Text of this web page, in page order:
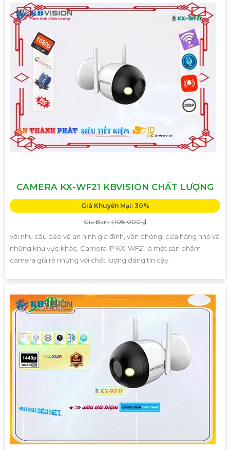
CAMERA KX-WF21 KBVISION CHẤT LƯỢNG
Giá Khuyến Mại: 30%
Giá Bán: 1,108,000 ₫
với nhu cầu bảo vệ an ninh gia đình, văn phòng, cửa hàng nhỏ và
những khu vực khác. Camera IP KX-WF21 là một sản phẩm
camera giá rẻ nhưng với chất lượng đáng tin cậy